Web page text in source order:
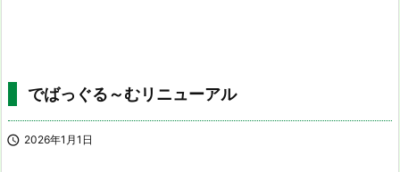
でばっぐる～むリニューアル
 2026年1月1日